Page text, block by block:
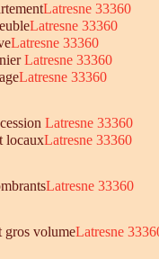
Latresne 33360
Latresne 33360
Latresne 33360
Latresne 33360
Latresne 33360
Latresne 33360
locauxLatresne 33360
Latresne 33360
gros volumeLatresne